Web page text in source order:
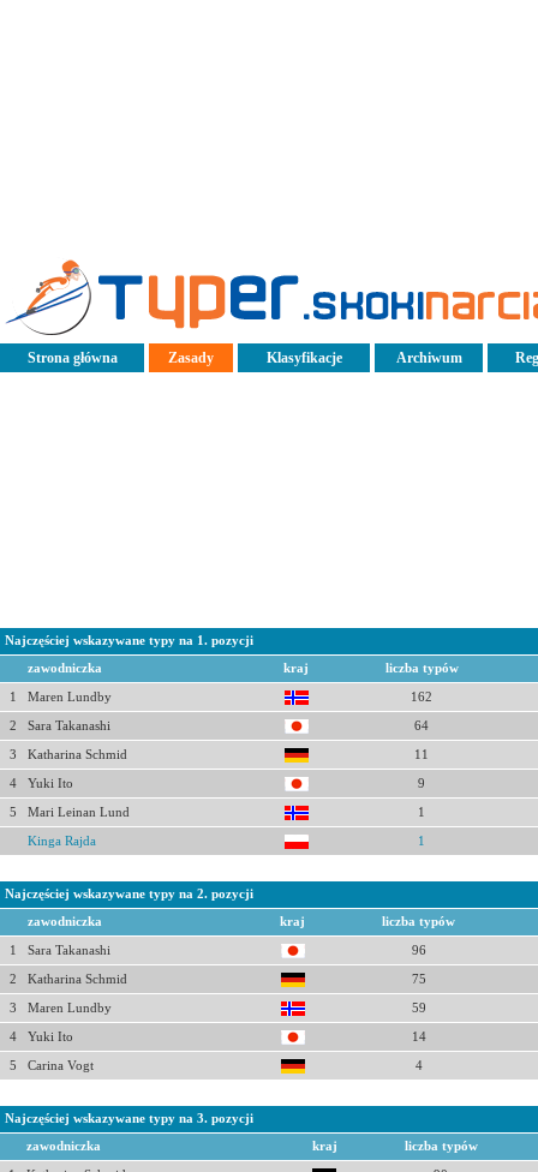
Strona główna Zasady Klasyfikacje Archiwum
Najczęściej wskazywane typy na 1. pozycji
zawodniczka kraj liczba typów
1 Maren Lundby 162
2 Sara Takanashi 64
3 Katharina Schmid 11
4 Yuki Ito 9
5 Mari Leinan Lund 1
Kinga Rajda 1
Najczęściej wskazywane typy na 2. pozycji
zawodniczka kraj liczba typów
1 Sara Takanashi 96
2 Katharina Schmid 75
3 Maren Lundby 59
4 Yuki Ito 14
5 Carina Vogt 4
Najczęściej wskazywane typy na 3. pozycji
zawodniczka kraj liczba typów